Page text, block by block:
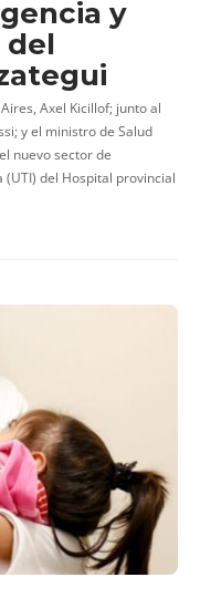
y
del
Axel Kicillof; junto al
y el ministro de Salud
nuevo sector de
del Hospital provincial